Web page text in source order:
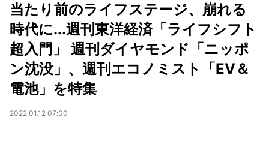
当たり前のライフステージ、崩れる
時代に...週刊東洋経済「ライフシフト
超入門」 週刊ダイヤモンド「ニッポ
ン沈没」、週刊エコノミスト「EV＆
電池」を特集
2022.01.12 07:00